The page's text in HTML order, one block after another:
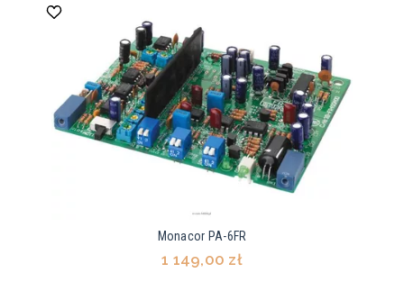
Monacor PA-6FR
1 149,00 zł